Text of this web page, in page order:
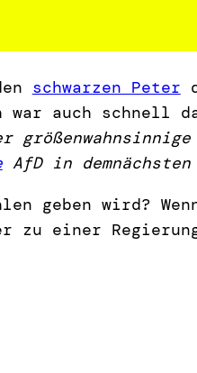
schwarzen Peter
auch schnell
AfD in demnächsten
geben wird?
zu einer